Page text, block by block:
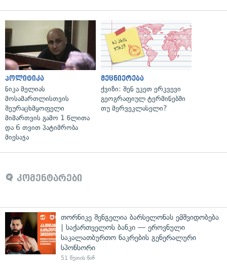
პოლიტიკა
ნიკა მელიას
მოსამართლისთვის
შეურაცხმყოფელი
მიმართვის გამო 1 წლითა
და 6 თვით პატიმრობა
მიესაჯა
მეცნიერება
ქვიზი: შენ უკეთ ერკვევი
გეოგრაფიულ ტერმინებში
თუ მერვეკლასელი?
კომენტარები
თორნიკე შენგელია ბარსელონას ემშვიდობება
| საქართველოს ბანკი — ეროვნული
საკალათბურთო ნაკრების გენერალური
სპონსორი
51 წუთის წინ